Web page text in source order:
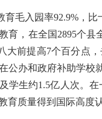
育毛入园率92.9%，
育，在全国2895个
大前提高7个百分点
公办和政府补助学校
学生约1.5亿人次。
育质量得到国际高度